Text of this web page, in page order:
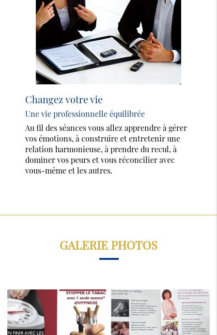
Changez votre vie
Une vie professionnelle équilibrée
Au fil des séances vous allez apprendre à gérer
vos émotions, à construire et entretenir une
relation harmonieuse, à prendre du recul, à
dominer vos peurs et vous réconcilier avec
vous-même et les autres.
GALERIE PHOTOS